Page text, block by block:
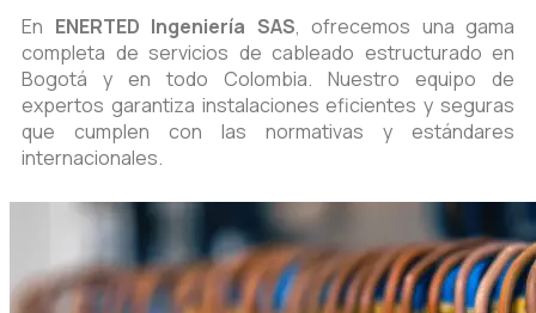
En ENERTED Ingeniería SAS, ofrecemos una gama
completa de servicios de cableado estructurado en
Bogotá y en todo Colombia. Nuestro equipo de
expertos garantiza instalaciones eficientes y seguras
que cumplen con las normativas y estándares
internacionales.